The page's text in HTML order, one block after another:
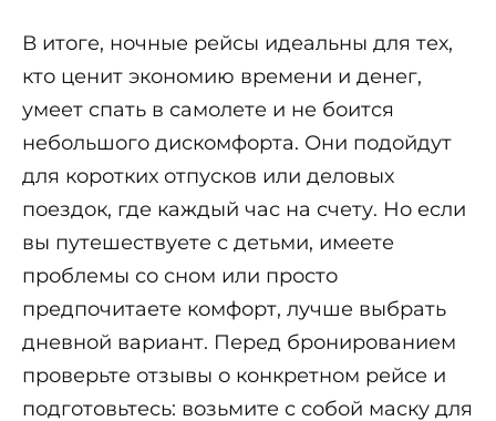
В итоге, ночные рейсы идеальны для тех,
кто ценит экономию времени и денег,
умеет спать в самолете и не боится
небольшого дискомфорта. Они подойдут
для коротких отпусков или деловых
поездок, где каждый час на счету. Но если
вы путешествуете с детьми, имеете
проблемы со сном или просто
предпочитаете комфорт, лучше выбрать
дневной вариант. Перед бронированием
проверьте отзывы о конкретном рейсе и
подготовьтесь: возьмите с собой маску для